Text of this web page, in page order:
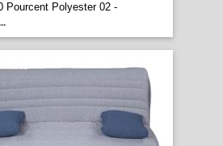
Pourcent Polyester 02 -